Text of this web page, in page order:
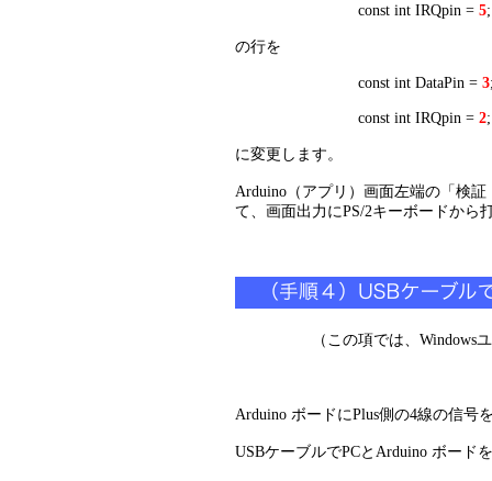
const int IRQpin = 5;
の行を
const int DataPin = 3
const int IRQpin = 2;
に変更します。
Arduino（アプリ）画面左端の「検
て、画面出力にPS/2キーボードから
（この項では、Windowsユーザ
Arduino ボードにPlus側の4線の信号
USBケーブルでPCとArduino ボード